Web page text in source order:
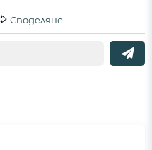
Споделяне